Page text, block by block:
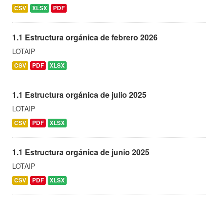
CSV XLSX PDF
1.1 Estructura orgánica de febrero 2026
LOTAIP
CSV PDF XLSX
1.1 Estructura orgánica de julio 2025
LOTAIP
CSV PDF XLSX
1.1 Estructura orgánica de junio 2025
LOTAIP
CSV PDF XLSX